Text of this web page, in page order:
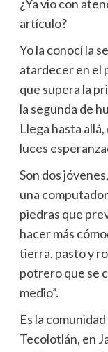
¿Ya vio con
artículo?
Yo la conocí la
atardecer en el
que supera la
la segunda de
Llega hasta
luces
Son dos
una
piedras que
hacer más
tierra, pasto y
potrero que se
medio”.
Es la
Tecolotlán, en